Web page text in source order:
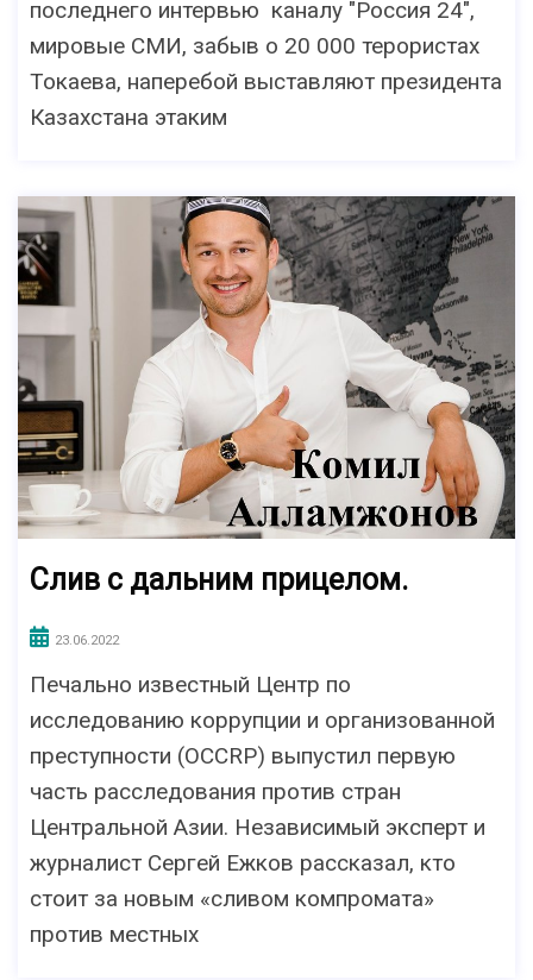
последнего интервью каналу "Россия 24",
мировые СМИ, забыв о 20 000 терористах
Токаева, наперебой выставляют президента
Казахстана этаким
Слив с дальним прицелом.
23.06.2022
Печально известный Центр по
исследованию коррупции и организованной
преступности (OCCRP) выпустил первую
часть расследования против стран
Центральной Азии. Независимый эксперт и
журналист Сергей Ежков рассказал, кто
стоит за новым «сливом компромата»
против местных